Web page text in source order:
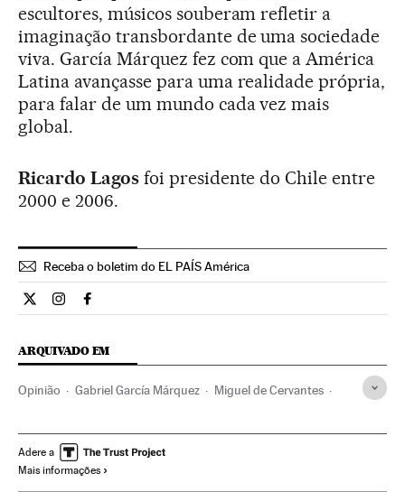
escultores, músicos souberam refletir a
imaginação transbordante de uma sociedade
viva. García Márquez fez com que a América
Latina avançasse para uma realidade própria,
para falar de um mundo cada vez mais
global.
Ricardo Lagosfoi presidente do Chile entre
2000 e 2006.
Receba o boletim do EL PAÍS América
Opiniao El País Brasil en Twitter
Opiniao El País Brasil en Instagram
Opiniao El País Brasil en Facebook
ARQUIVADO EM
Opinião Gabriel García Márquez Miguel de Cervantes
Literatura hispanoamericana
Adere a
Mais informações